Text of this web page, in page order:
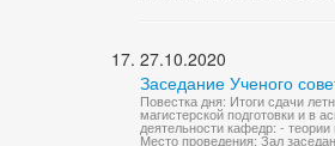
27.10.2020
Заседание Ученого
Повестка дня: Итоги сдачи
магистерской подготовки и
деятельности кафедр: -
Место проведения: Зал